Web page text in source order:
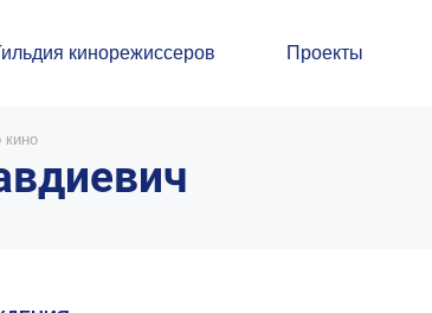
кинорежиссеров Проекты
кино